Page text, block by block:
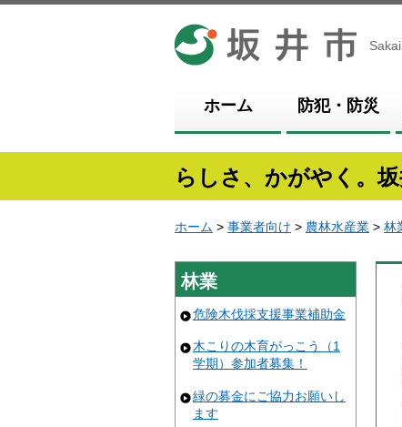
坂井市
ホーム 防犯・防災
らしさ、かがやく。
ホーム > 事業者向け > 農林水産業 > 林
林業
危険木伐採支援事業補助金
木こりの木育がっこう（1
学期）参加者募集！
緑の募金にご協力お願いし
ます